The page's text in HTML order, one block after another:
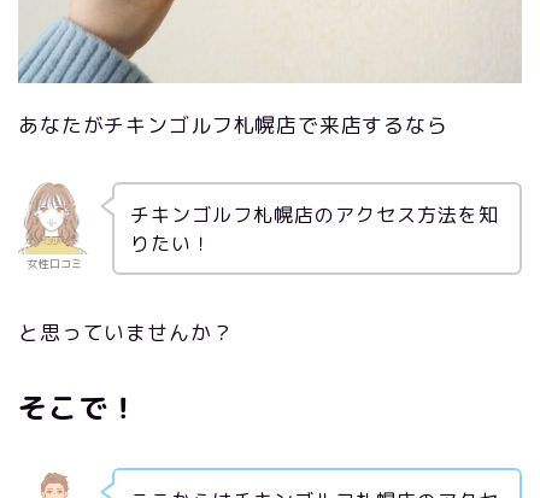
あなたがチキンゴルフ札幌店で来店するなら
女性口コミ
チキンゴルフ札幌店のアクセス方法を知
りたい！
と思っていませんか？
そこで！